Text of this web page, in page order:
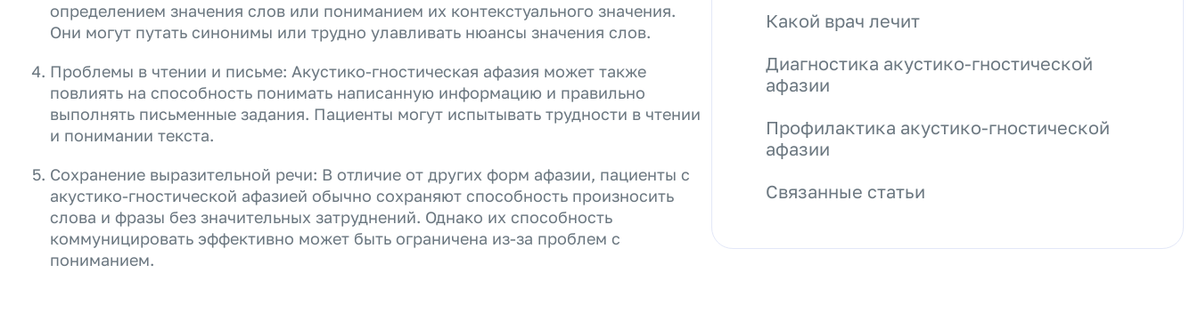
определением значения слов или пониманием их контекстуального значения.
Они могут путать синонимы или трудно улавливать нюансы значения слов.
Проблемы в чтении и письме: Акустико-гностическая афазия может также
повлиять на способность понимать написанную информацию и правильно
выполнять письменные задания. Пациенты могут испытывать трудности в чтении
и понимании текста.
Сохранение выразительной речи: В отличие от других форм афазии, пациенты с
акустико-гностической афазией обычно сохраняют способность произносить
слова и фразы без значительных затруднений. Однако их способность
коммуницировать эффективно может быть ограничена из-за проблем с
пониманием.
Какой врач лечит
Диагностика акустико-гностической
афазии
Профилактика акустико-гностической
афазии
Связанные статьи